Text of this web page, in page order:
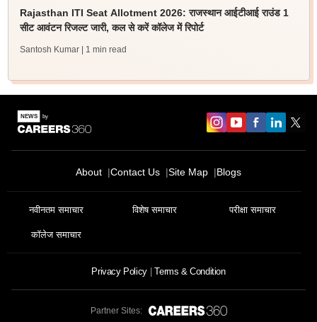
Rajasthan ITI Seat Allotment 2026: राजस्थान आईटीआई राउंड 1
सीट आवंटन रिजल्ट जारी, कल से करें कॉलेज में रिपोर्ट
Santosh Kumar | 1 min read
About Contact Us Site Map Blogs
नवीनतम समाचार विशेष समाचार परीक्षा समाचार
कॉलेज समाचार
Privacy Policy Terms & Condition
Partner Sites: